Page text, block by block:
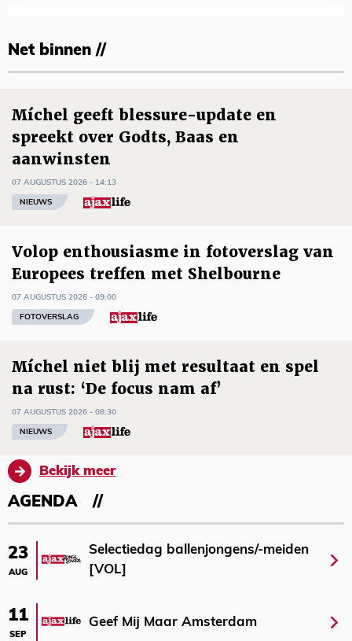
Net binnen //
Míchel geeft blessure-update en
spreekt over Godts, Baas en
aanwinsten
07 AUGUSTUS 2026 - 14:13
NIEUWS
Volop enthousiasme in fotoverslag van
Europees treffen met Shelbourne
07 AUGUSTUS 2026 - 09:00
FOTOVERSLAG
Míchel niet blij met resultaat en spel
na rust: ‘De focus nam af’
07 AUGUSTUS 2026 - 08:30
NIEUWS
Bekijk meer
AGENDA
23
AUG
Selectiedag ballenjongens/-meiden
[VOL]
11
SEP
Geef Mij Maar Amsterdam